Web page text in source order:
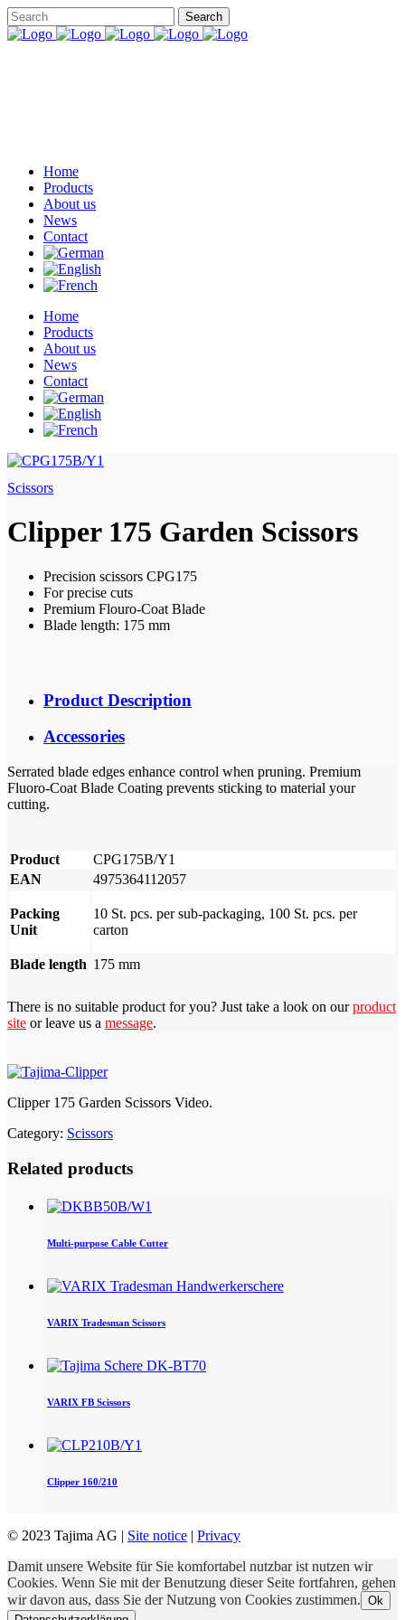
Home
Products
About us
News
Contact
Home
Products
About us
News
Contact
Scissors
Clipper 175 Garden Scissors
Precision scissors CPG175
For precise cuts
Premium Flouro-Coat Blade
Blade length: 175 mm
Product Description
Accessories
Serrated blade edges enhance control when pruning. Premium
Fluoro-Coat Blade Coating prevents sticking to material your
cutting.
Product
CPG175B/Y1
EAN
4975364112057
Packing
Unit
10 St. pcs. per sub-packaging, 100 St. pcs. per
carton
Blade length 175 mm
There is no suitable product for you? Just take a look on ourproduct
site or leave us a message.
Clipper 175 Garden Scissors Video.
Category: Scissors
Related products
Multi-purpose Cable Cutter
VARIX Tradesman Scissors
VARIX FB Scissors
Clipper 160/210
© 2023 Tajima AG | Site notice | Privacy
Damit unsere Website für Sie komfortabel nutzbar ist nutzen wir
Cookies. Wenn Sie mit der Benutzung dieser Seite fortfahren, gehen
wir davon aus, dass Sie der Nutzung von Cookies zustimmen. Ok